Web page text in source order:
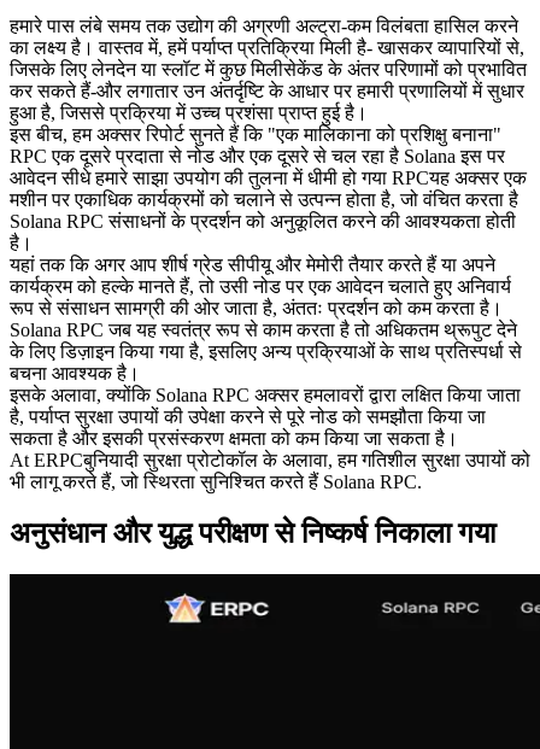
हमारे पास लंबे समय तक उद्योग की अग्रणी अल्ट्रा-कम विलंबता हासिल करने
का लक्ष्य है। वास्तव में, हमें पर्याप्त प्रतिक्रिया मिली है- खासकर व्यापारियों से,
जिसके लिए लेनदेन या स्लॉट में कुछ मिलीसेकेंड के अंतर परिणामों को प्रभावित
कर सकते हैं-और लगातार उन अंतर्दृष्टि के आधार पर हमारी प्रणालियों में सुधार
हुआ है, जिससे प्रक्रिया में उच्च प्रशंसा प्राप्त हुई है।
इस बीच, हम अक्सर रिपोर्ट सुनते हैं कि "एक मालिकाना को प्रशिक्षु बनाना"
RPC एक दूसरे प्रदाता से नोड और एक दूसरे से चल रहा है Solana इस पर
आवेदन सीधे हमारे साझा उपयोग की तुलना में धीमी हो गया RPCयह अक्सर एक
मशीन पर एकाधिक कार्यक्रमों को चलाने से उत्पन्न होता है, जो वंचित करता है
Solana RPC संसाधनों के प्रदर्शन को अनुकूलित करने की आवश्यकता होती
है।
यहां तक कि अगर आप शीर्ष ग्रेड सीपीयू और मेमोरी तैयार करते हैं या अपने
कार्यक्रम को हल्के मानते हैं, तो उसी नोड पर एक आवेदन चलाते हुए अनिवार्य
रूप से संसाधन सामग्री की ओर जाता है, अंततः प्रदर्शन को कम करता है।
Solana RPC जब यह स्वतंत्र रूप से काम करता है तो अधिकतम थ्रूपुट देने
के लिए डिज़ाइन किया गया है, इसलिए अन्य प्रक्रियाओं के साथ प्रतिस्पर्धा से
बचना आवश्यक है।
इसके अलावा, क्योंकि Solana RPC अक्सर हमलावरों द्वारा लक्षित किया जाता
है, पर्याप्त सुरक्षा उपायों की उपेक्षा करने से पूरे नोड को समझौता किया जा
सकता है और इसकी प्रसंस्करण क्षमता को कम किया जा सकता है।
At ERPCबुनियादी सुरक्षा प्रोटोकॉल के अलावा, हम गतिशील सुरक्षा उपायों को
भी लागू करते हैं, जो स्थिरता सुनिश्चित करते हैं Solana RPC.
अनुसंधान और युद्ध परीक्षण से निष्कर्ष निकाला गया